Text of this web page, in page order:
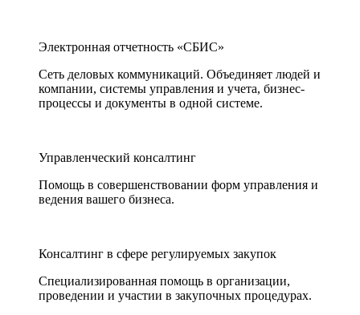
Электронная отчетность «СБИС»
Сеть деловых коммуникаций. Объединяет людей и
компании, системы управления и учета, бизнес-
процессы и документы в одной системе.
Управленческий консалтинг
Помощь в совершенствовании форм управления и
ведения вашего бизнеса.
Консалтинг в сфере регулируемых закупок
Специализированная помощь в организации,
проведении и участии в закупочных процедурах.